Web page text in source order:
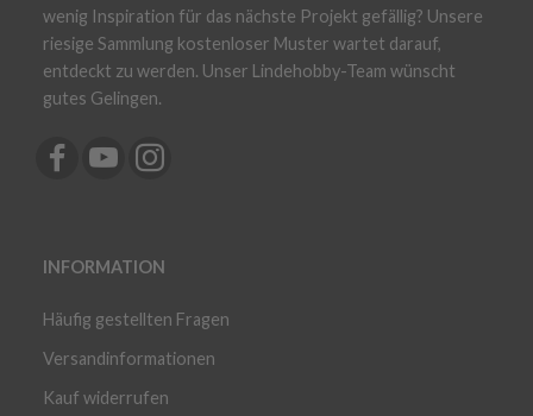
wenig Inspiration für das nächste Projekt gefällig? Unsere
riesige Sammlung kostenloser Muster wartet darauf,
entdeckt zu werden. Unser Lindehobby-Team wünscht
gutes Gelingen.
INFORMATION
Häufig gestellten Fragen
Versandinformationen
Kauf widerrufen